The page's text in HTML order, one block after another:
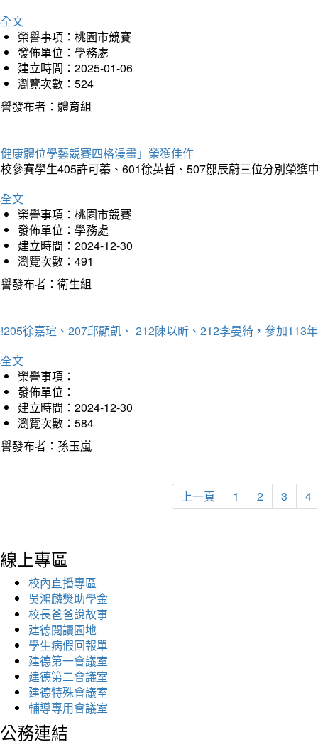
文
榮譽事項：桃園市競賽
發佈單位：學務處
建立時間：2025-01-06
瀏覽次數：524
發布者：體育組
康體位學藝競賽四格漫畫」榮獲佳作
參賽學生405許可蓁、601徐英哲、507鄒辰蔚三位分別榮獲
文
榮譽事項：桃園市競賽
發佈單位：學務處
建立時間：2024-12-30
瀏覽次數：491
發布者：衛生組
徐嘉瑄、207邱顯凱、 212陳以昕、212李晏綺，參加113
文
榮譽事項：
發佈單位：
建立時間：2024-12-30
瀏覽次數：584
發布者：孫玉嵐
上一頁 1 2 3 4
線上專區
校內直播專區
吳鴻麟獎助學金
校長爸爸說故事
建德閱讀園地
學生病假回報單
建德第一會議室
建德第二會議室
建德特殊會議室
輔導專用會議室
公務連結